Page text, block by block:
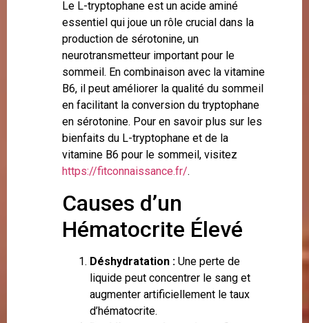
Le L-tryptophane est un acide aminé
essentiel qui joue un rôle crucial dans la
production de sérotonine, un
neurotransmetteur important pour le
sommeil. En combinaison avec la vitamine
B6, il peut améliorer la qualité du sommeil
en facilitant la conversion du tryptophane
en sérotonine. Pour en savoir plus sur les
bienfaits du L-tryptophane et de la
vitamine B6 pour le sommeil, visitez
https://fitconnaissance.fr/.
Causes d’un
Hématocrite Élevé
Déshydratation : Une perte de
liquide peut concentrer le sang et
augmenter artificiellement le taux
d’hématocrite.